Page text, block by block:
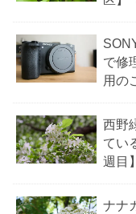
で修
用の
西野
てい
週目
ナナ